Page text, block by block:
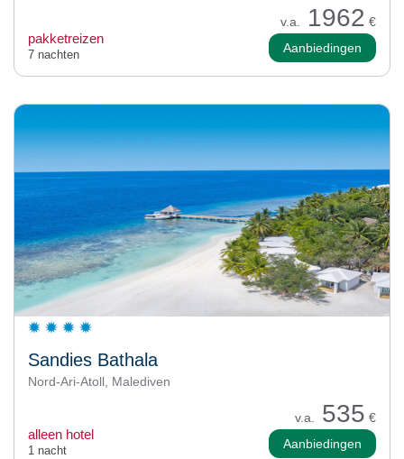
v.a. 1962 €
pakketreizen
7 nachten Aanbiedingen
Sandies Bathala
Nord-Ari-Atoll, Malediven
v.a. 535 €
alleen hotel
1 nacht Aanbiedingen